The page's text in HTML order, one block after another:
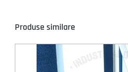
Produse similare